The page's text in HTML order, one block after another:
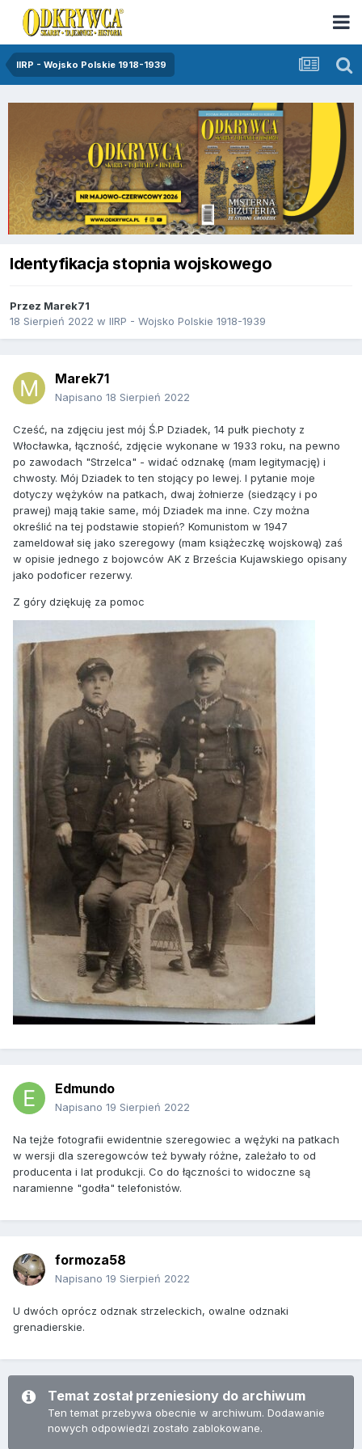
IIRP - Wojsko Polskie 1918-1939
Identyfikacja stopnia wojskowego
Przez Marek71
18 Sierpień 2022 w IIRP - Wojsko Polskie 1918-1939
Marek71
Napisano 18 Sierpień 2022
Cześć, na zdjęciu jest mój Ś.P Dziadek, 14 pułk piechoty z
Włocławka, łączność, zdjęcie wykonane w 1933 roku, na pewno
po zawodach "Strzelca" - widać odznakę (mam legitymację) i
chwosty. Mój Dziadek to ten stojący po lewej. I pytanie moje
dotyczy wężyków na patkach, dwaj żołnierze (siedzący i po
prawej) mają takie same, mój Dziadek ma inne. Czy można
określić na tej podstawie stopień? Komunistom w 1947
zameldował się jako szeregowy (mam książeczkę wojskową) zaś
w opisie jednego z bojowców AK z Brześcia Kujawskiego opisany
jako podoficer rezerwy.
Z góry dziękuję za pomoc
Edmundo
Napisano 19 Sierpień 2022
Na tejże fotografii ewidentnie szeregowiec a wężyki na patkach
w wersji dla szeregowców też bywały różne, zależało to od
producenta i lat produkcji. Co do łączności to widoczne są
naramienne "godła" telefonistów.
formoza58
Napisano 19 Sierpień 2022
U dwóch oprócz odznak strzeleckich, owalne odznaki
grenadierskie.
Temat został przeniesiony do archiwum
Ten temat przebywa obecnie w archiwum. Dodawanie
nowych odpowiedzi zostało zablokowane.